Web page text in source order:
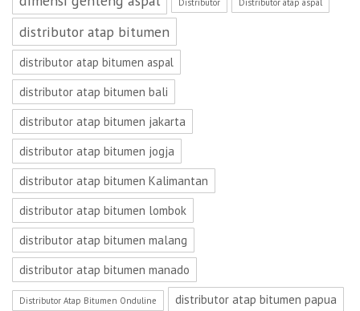
Distributor Distributor atap aspal
distributor atap bitumen
distributor atap bitumen aspal
distributor atap bitumen bali
distributor atap bitumen jakarta
distributor atap bitumen jogja
distributor atap bitumen Kalimantan
distributor atap bitumen lombok
distributor atap bitumen malang
distributor atap bitumen manado
Distributor Atap Bitumen Onduline
distributor atap bitumen papua